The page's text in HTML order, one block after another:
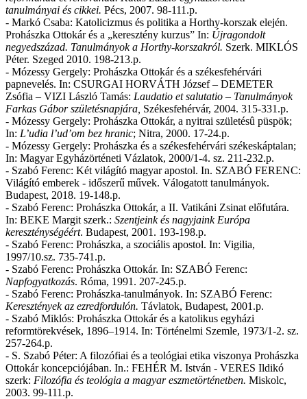
tanulmányai és cikkei. Pécs, 2007. 98-111.p.
- Markó Csaba: Katolicizmus és politika a Horthy-korszak elején.
Prohászka Ottokár és a „keresztény kurzus” In: Újragondolt
negyedszázad. Tanulmányok a Horthy-korszakról. Szerk. MIKLÓS
Péter. Szeged 2010. 198-213.p.
- Mózessy Gergely: Prohászka Ottokár és a székesfehérvári
papnevelés. In: CSURGAI HORVÁTH József – DEMETER
Zsófia – VIZI László Tamás: Laudatio et salutatio – Tanulmányok
Farkas Gábor születésnapjára, Székesfehérvár, 2004. 315-331.p.
- Mózessy Gergely: Prohászka Ottokár, a nyitrai születésû püspök;
In: L’udia l’ud’om bez hranic; Nitra, 2000. 17-24.p.
- Mózessy Gergely: Prohászka és a székesfehérvári székeskáptalan;
In: Magyar Egyházörténeti Vázlatok, 2000/1-4. sz. 211-232.p.
- Szabó Ferenc: Két világító magyar apostol. In. SZABÓ FERENC:
Világító emberek - időszerű művek. Válogatott tanulmányok.
Budapest, 2018. 19-148.p.
- Szabó Ferenc: Prohászka Ottokár, a II. Vatikáni Zsinat előfutára.
In: BEKE Margit szerk.: Szentjeink és nagyjaink Európa
kereszténységéért. Budapest, 2001. 193-198.p.
- Szabó Ferenc: Prohászka, a szociális apostol. In: Vigilia,
1997/10.sz. 735-741.p.
- Szabó Ferenc: Prohászka Ottokár. In: SZABÓ Ferenc:
Napfogyatkozás. Róma, 1991. 207-245.p.
- Szabó Ferenc: Prohászka-tanulmányok. In: SZABÓ Ferenc:
Keresztények az ezredfordulón. Távlatok, Budapest, 2001.p.
- Szabó Miklós: Prohászka Ottokár és a katolikus egyházi
reformtörekvések, 1896–1914. In: Történelmi Szemle, 1973/1-2. sz.
257-264.p.
- S. Szabó Péter: A filozófiai és a teológiai etika viszonya Prohászka
Ottokár koncepciójában. In.: FEHÉR M. István - VERES Ildikó
szerk: Filozófia és teológia a magyar eszmetörténetben. Miskolc,
2003. 99-111.p.